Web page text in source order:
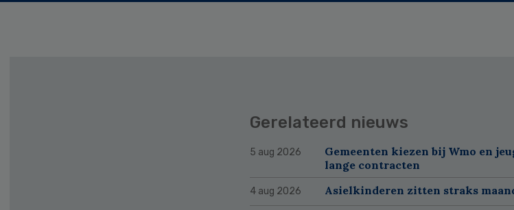
Gerelateerd nieuws
5 aug 2026
Gemeenten kiezen bij Wmo en
lange contracten
4 aug 2026 Asielkinderen zitten straks